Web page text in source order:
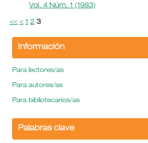
Vol. 4 Núm. 1 (1983)
<< < 1 2 3
Información
Para lectores/as
Para autores/as
Para bibliotecarios/as
Palabras clave